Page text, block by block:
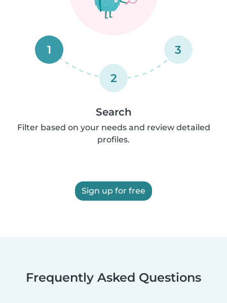
1
2
3
Search
Filter based on your needs and review detailed
profiles.
Sign up for free
Frequently Asked Questions